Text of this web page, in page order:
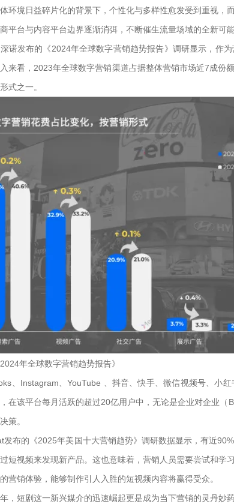
环境日益碎片化的背景下，个性化与多样性愈发受到重视
平台与内容平台边界逐渐消弭，不断催生流量场域的全新可
诺发布的《2024年全球数字营销趋势报告》调研显示，作
来看，2023年全球数字营销渠道占据整体营销市场近7成份
式之一。
年全球数字营销趋势报告》
、Instagram、YouTube 、抖音、快手、微信视频号、小
在该平台每月活跃的超过20亿用户中，无论是企业对企业
策。
发布的《2025年美国十大营销趋势》调研数据显示，有近
短视频来发现新产品。这也意味着，营销人员需要尝试和
营销体验，能够制作引人入胜的短视频内容将赢得受众。
，短剧这一新兴媒介的迅速崛起更是成为当下营销的灵丹妙